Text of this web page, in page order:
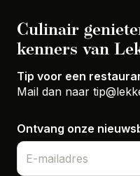
Culinair
kenners van
Tip voor een
Mail dan naar
Ontvang onze